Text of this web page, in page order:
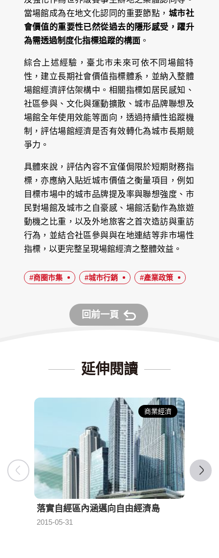
當場館成為在地文化認同的重要節點， 城市社
會價值的重要性已然從過去的隱形感受，躍升
為需透過制度化指標追蹤的構面 。
綜合上述經驗，臺北市未來可依不同場館特
性，建立長期社會價值指標體系，並納入整體
場館經濟評估架構中。相關指標如居民感知、
社區參與、文化與運動擴散、城市品牌聯想及
場館全年使用效能等面向，透過持續性追蹤機
制，評估場館經濟是否有效轉化為城市長期競
爭力。
具體來說，評估內容不宜僅侷限於短期財務指
標，亦應納入貼近城市價值之衡量項目，例如
目標市場中的城市品牌提及率與聯想強度、市
民對場館及城市之自豪感、場館活動作為旅遊
動機之比重，以及外地旅客之首次造訪與重訪
行為，並結合社區參與與在地連結等非市場性
指標，以更完整呈現場館經濟之整體效益。
#商圈市集 #城市行銷 #產業政策
回前一頁
延伸閱讀
商業經濟
落實自經區內涵邁向自由經濟島
2015-05-31